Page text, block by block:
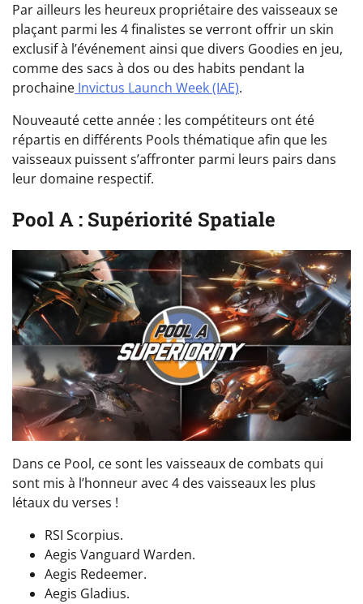
Par ailleurs les heureux propriétaire des vaisseaux se
plaçant parmi les 4 finalistes se verront offrir un skin
exclusif à l’événement ainsi que divers Goodies en jeu,
comme des sacs à dos ou des habits pendant la
prochaine Invictus Launch Week (IAE).
Nouveauté cette année : les compétiteurs ont été
répartis en différents Pools thématique afin que les
vaisseaux puissent s’affronter parmi leurs pairs dans
leur domaine respectif.
Pool A : Supériorité Spatiale
Dans ce Pool, ce sont les vaisseaux de combats qui
sont mis à l’honneur avec 4 des vaisseaux les plus
létaux du verses !
RSI Scorpius.
Aegis Vanguard Warden.
Aegis Redeemer.
Aegis Gladius.